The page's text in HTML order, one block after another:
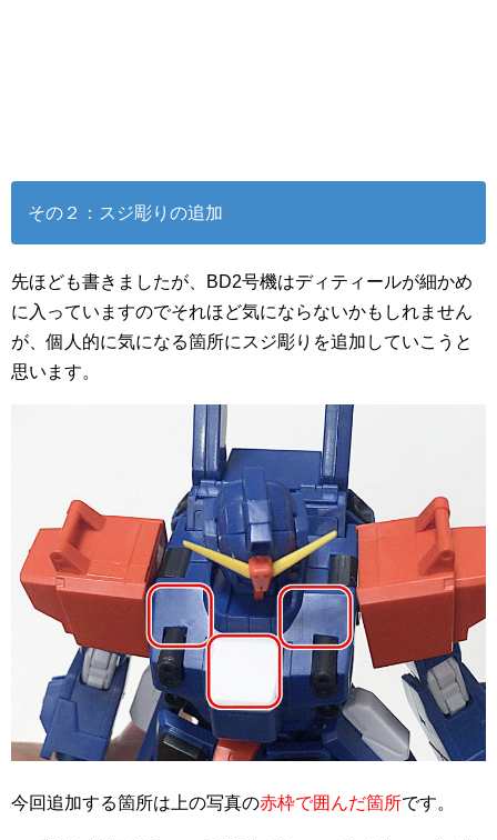
その２：スジ彫りの追加
先ほども書きましたが、BD2号機はディティールが細かめ
に入っていますのでそれほど気にならないかもしれません
が、個人的に気になる箇所にスジ彫りを追加していこうと
思います。
今回追加する箇所は上の写真の赤枠で囲んだ箇所です。